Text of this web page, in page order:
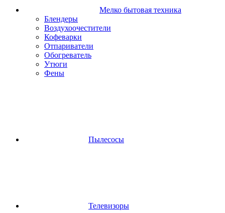
Мелко бытовая техника
Блендеры
Воздухоочестители
Кофеварки
Отпариватели
Обогреватель
Утюги
Фены
Пылесосы
Телевизоры